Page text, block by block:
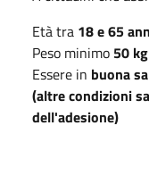
Età tra 18 e 65
Peso minimo 50 kg
Essere in buona
(altre condizioni
dell'adesione)